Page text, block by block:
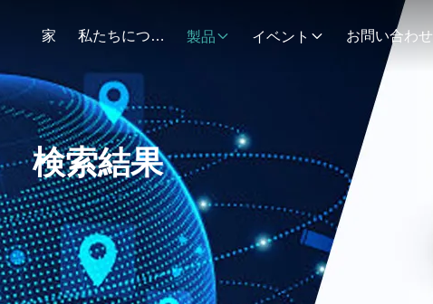
家 私たちについて 製品 イベント お問い合わせ
検索結果